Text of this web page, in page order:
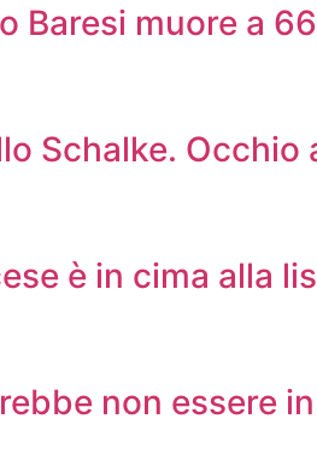
Baresi muore a
Schalke. Occhio
è in cima alla
non essere